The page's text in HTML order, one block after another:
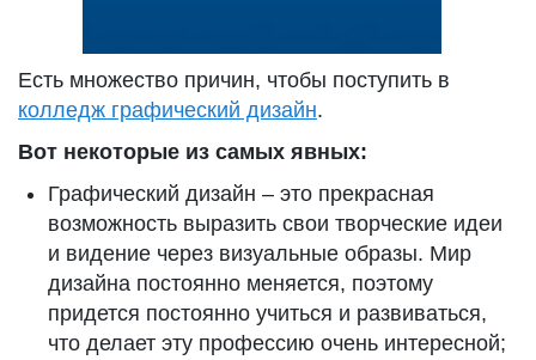
Есть множество причин, чтобы поступить в
колледж графический дизайн.
Вот некоторые из самых явных:
Графический дизайн – это прекрасная
возможность выразить свои творческие идеи
и видение через визуальные образы. Мир
дизайна постоянно меняется, поэтому
придется постоянно учиться и развиваться,
что делает эту профессию очень интересной;